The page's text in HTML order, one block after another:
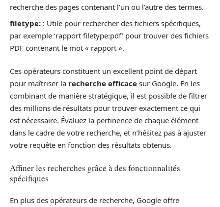
recherche des pages contenant l’un ou l’autre des termes.
filetype: : Utile pour rechercher des fichiers spécifiques,
par exemple ‘rapport filetype:pdf’ pour trouver des fichiers
PDF contenant le mot « rapport ».
Ces opérateurs constituent un excellent point de départ
pour maîtriser la recherche efficace sur Google. En les
combinant de manière stratégique, il est possible de filtrer
des millions de résultats pour trouver exactement ce qui
est nécessaire. Évaluez la pertinence de chaque élément
dans le cadre de votre recherche, et n’hésitez pas à ajuster
votre requête en fonction des résultats obtenus.
Affiner les recherches grâce à des fonctionnalités
spécifiques
En plus des opérateurs de recherche, Google offre